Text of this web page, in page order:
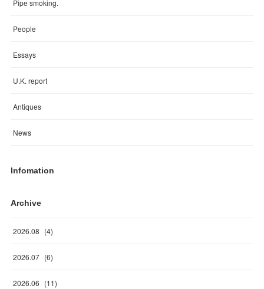
Pipe smoking.
People
Essays
U.K. report
Antiques
News
Infomation
Archive
2026.08 (4)
2026.07 (6)
2026.06 (11)